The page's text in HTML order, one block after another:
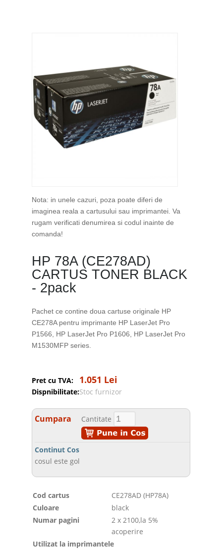
Nota: in unele cazuri, poza poate diferi de
imaginea reala a cartusului sau imprimantei. Va
rugam verificati denumirea si codul inainte de
comanda!
HP 78A (CE278AD)
CARTUS TONER BLACK
- 2pack
Pachet ce contine doua cartuse originale HP
CE278A pentru imprimante HP LaserJet Pro
P1566, HP LaserJet Pro P1606, HP LaserJet Pro
M1530MFP series.
Pret cu TVA: 1.051 Lei
Dispnibilitate:Stoc furnizor
Cumpara Cantitate
Continut Cos
cosul este gol
Cod cartus
CE278AD (HP78A)
Culoare
black
Numar pagini
2 x 2100,la 5%
acoperire
Utilizat la imprimantele